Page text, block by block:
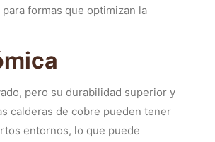
formas que optimizan la
pero su durabilidad superior y
calderas de cobre pueden tener
entornos, lo que puede